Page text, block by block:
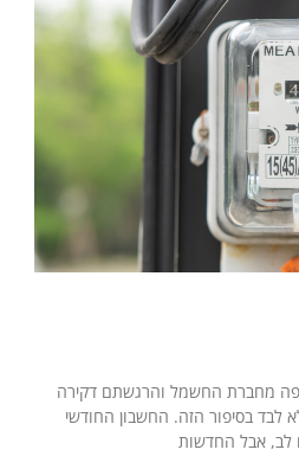
מחברת החשמל והרגשתם דקירה
לבד בסיפור הזה. החשבון החודשי
לב, אבל החדשות